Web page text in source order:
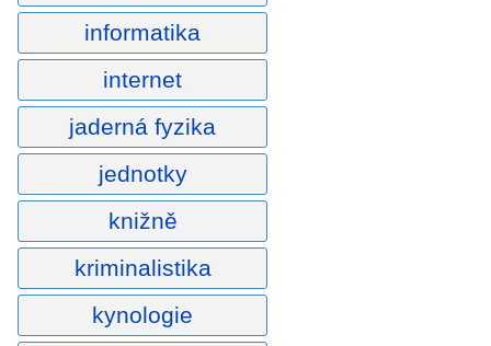
informatika
internet
jaderná fyzika
jednotky
knižně
kriminalistika
kynologie